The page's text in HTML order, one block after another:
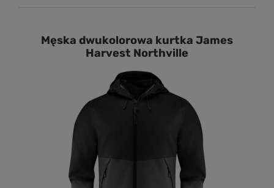
Męska dwukolorowa kurtka James
Harvest Northville